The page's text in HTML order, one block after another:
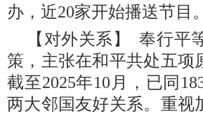
办，近20家开始播送节目。
【对外关系】 奉行平
策，主张在和平共处五项
截至2025年10月，已同
两大邻国友好关系。重视